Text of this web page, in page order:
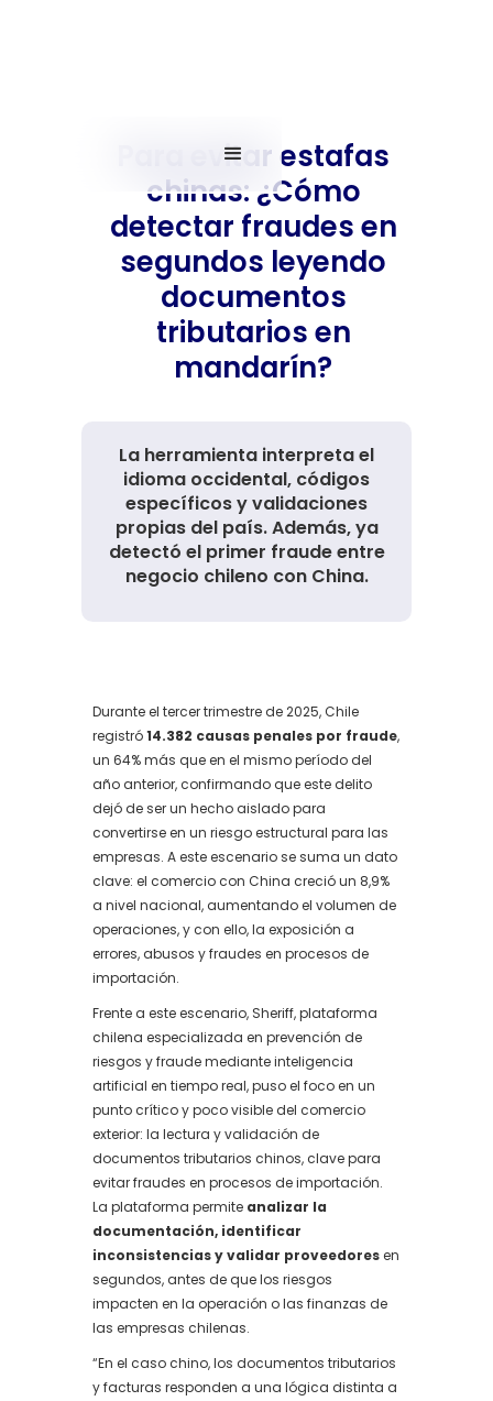
Para evitar estafas
chinas: ¿Cómo
detectar fraudes en
segundos leyendo
documentos
tributarios en
mandarín?
La herramienta interpreta el
idioma occidental, códigos
específicos y validaciones
propias del país. Además, ya
detectó el primer fraude entre
negocio chileno con China.
Durante el tercer trimestre de 2025, Chile
registró14.382 causas penales por fraude,
un 64% más que en el mismo período del
año anterior, confirmando que este delito
dejó de ser un hecho aislado para
convertirse en un riesgo estructural para las
empresas. A este escenario se suma un dato
clave: el comercio con China creció un 8,9%
a nivel nacional, aumentando el volumen de
operaciones, y con ello, la exposición a
errores, abusos y fraudes en procesos de
importación.
Frente a este escenario, Sheriff, plataforma
chilena especializada en prevención de
riesgos y fraude mediante inteligencia
artificial en tiempo real, puso el foco en un
punto crítico y poco visible del comercio
exterior: la lectura y validación de
documentos tributarios chinos, clave para
evitar fraudes en procesos de importación.
La plataforma permite analizar la
documentación, identificar
inconsistencias y validar proveedoresen
segundos, antes de que los riesgos
impacten en la operación o las finanzas de
las empresas chilenas.
“En el caso chino, los documentos tributarios
y facturas responden a una lógica distinta a